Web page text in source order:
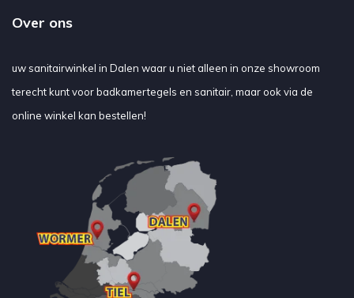
Over ons
uw sanitairwinkel in Dalen waar u niet alleen in onze showroom
terecht kunt voor badkamertegels en sanitair, maar ook via de
online winkel kan bestellen!